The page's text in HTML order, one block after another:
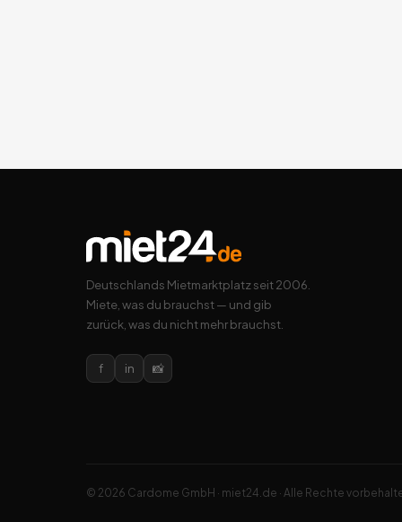
Deutschlands Mietmarktplatz seit 2006.
Miete, was du brauchst — und gib
zurück, was du nicht mehr brauchst.
f in 📸
© 2026 Cardome GmbH · miet24.de · Alle Rechte